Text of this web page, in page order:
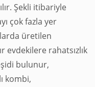
Şekli itibariyle
çok fazla yer
üretilen
evdekilere rahatsızlık
bulunur,
kombi,